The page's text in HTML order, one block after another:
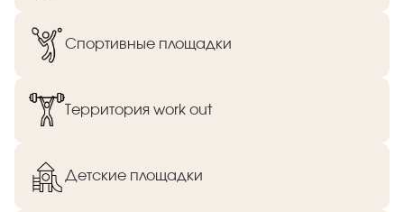
Спортивные площадки
Территория work out
Детские площадки